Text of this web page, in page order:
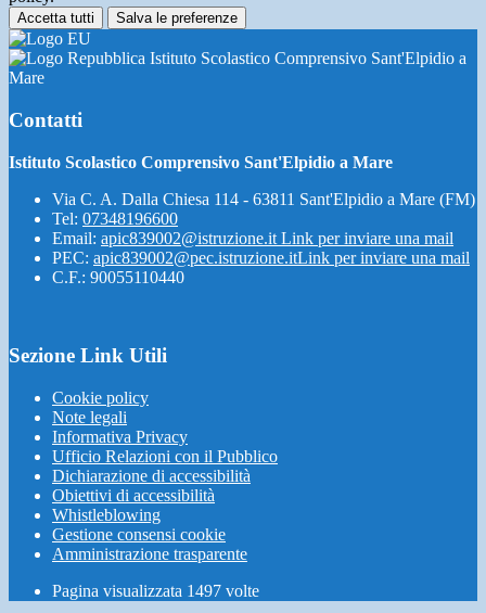
Accetta tutti Salva le preferenze
Istituto Scolastico Comprensivo Sant'Elpidio a
Mare
Contatti
Istituto Scolastico Comprensivo Sant'Elpidio a Mare
Via C. A. Dalla Chiesa 114 - 63811 Sant'Elpidio a Mare (FM)
Tel: 07348196600
Email: apic839002@istruzione.it Link per inviare una mail
PEC: apic839002@pec.istruzione.itLink per inviare una mail
C.F.: 90055110440
Sezione Link Utili
Cookie policy
Note legali
Informativa Privacy
Ufficio Relazioni con il Pubblico
Dichiarazione di accessibilità
Obiettivi di accessibilità
Whistleblowing
Gestione consensi cookie
Amministrazione trasparente
Pagina visualizzata 1497 volte